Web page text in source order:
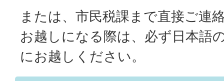
または、市民税課まで直接ご連
お越しになる際は、必ず日本語
にお越しください。